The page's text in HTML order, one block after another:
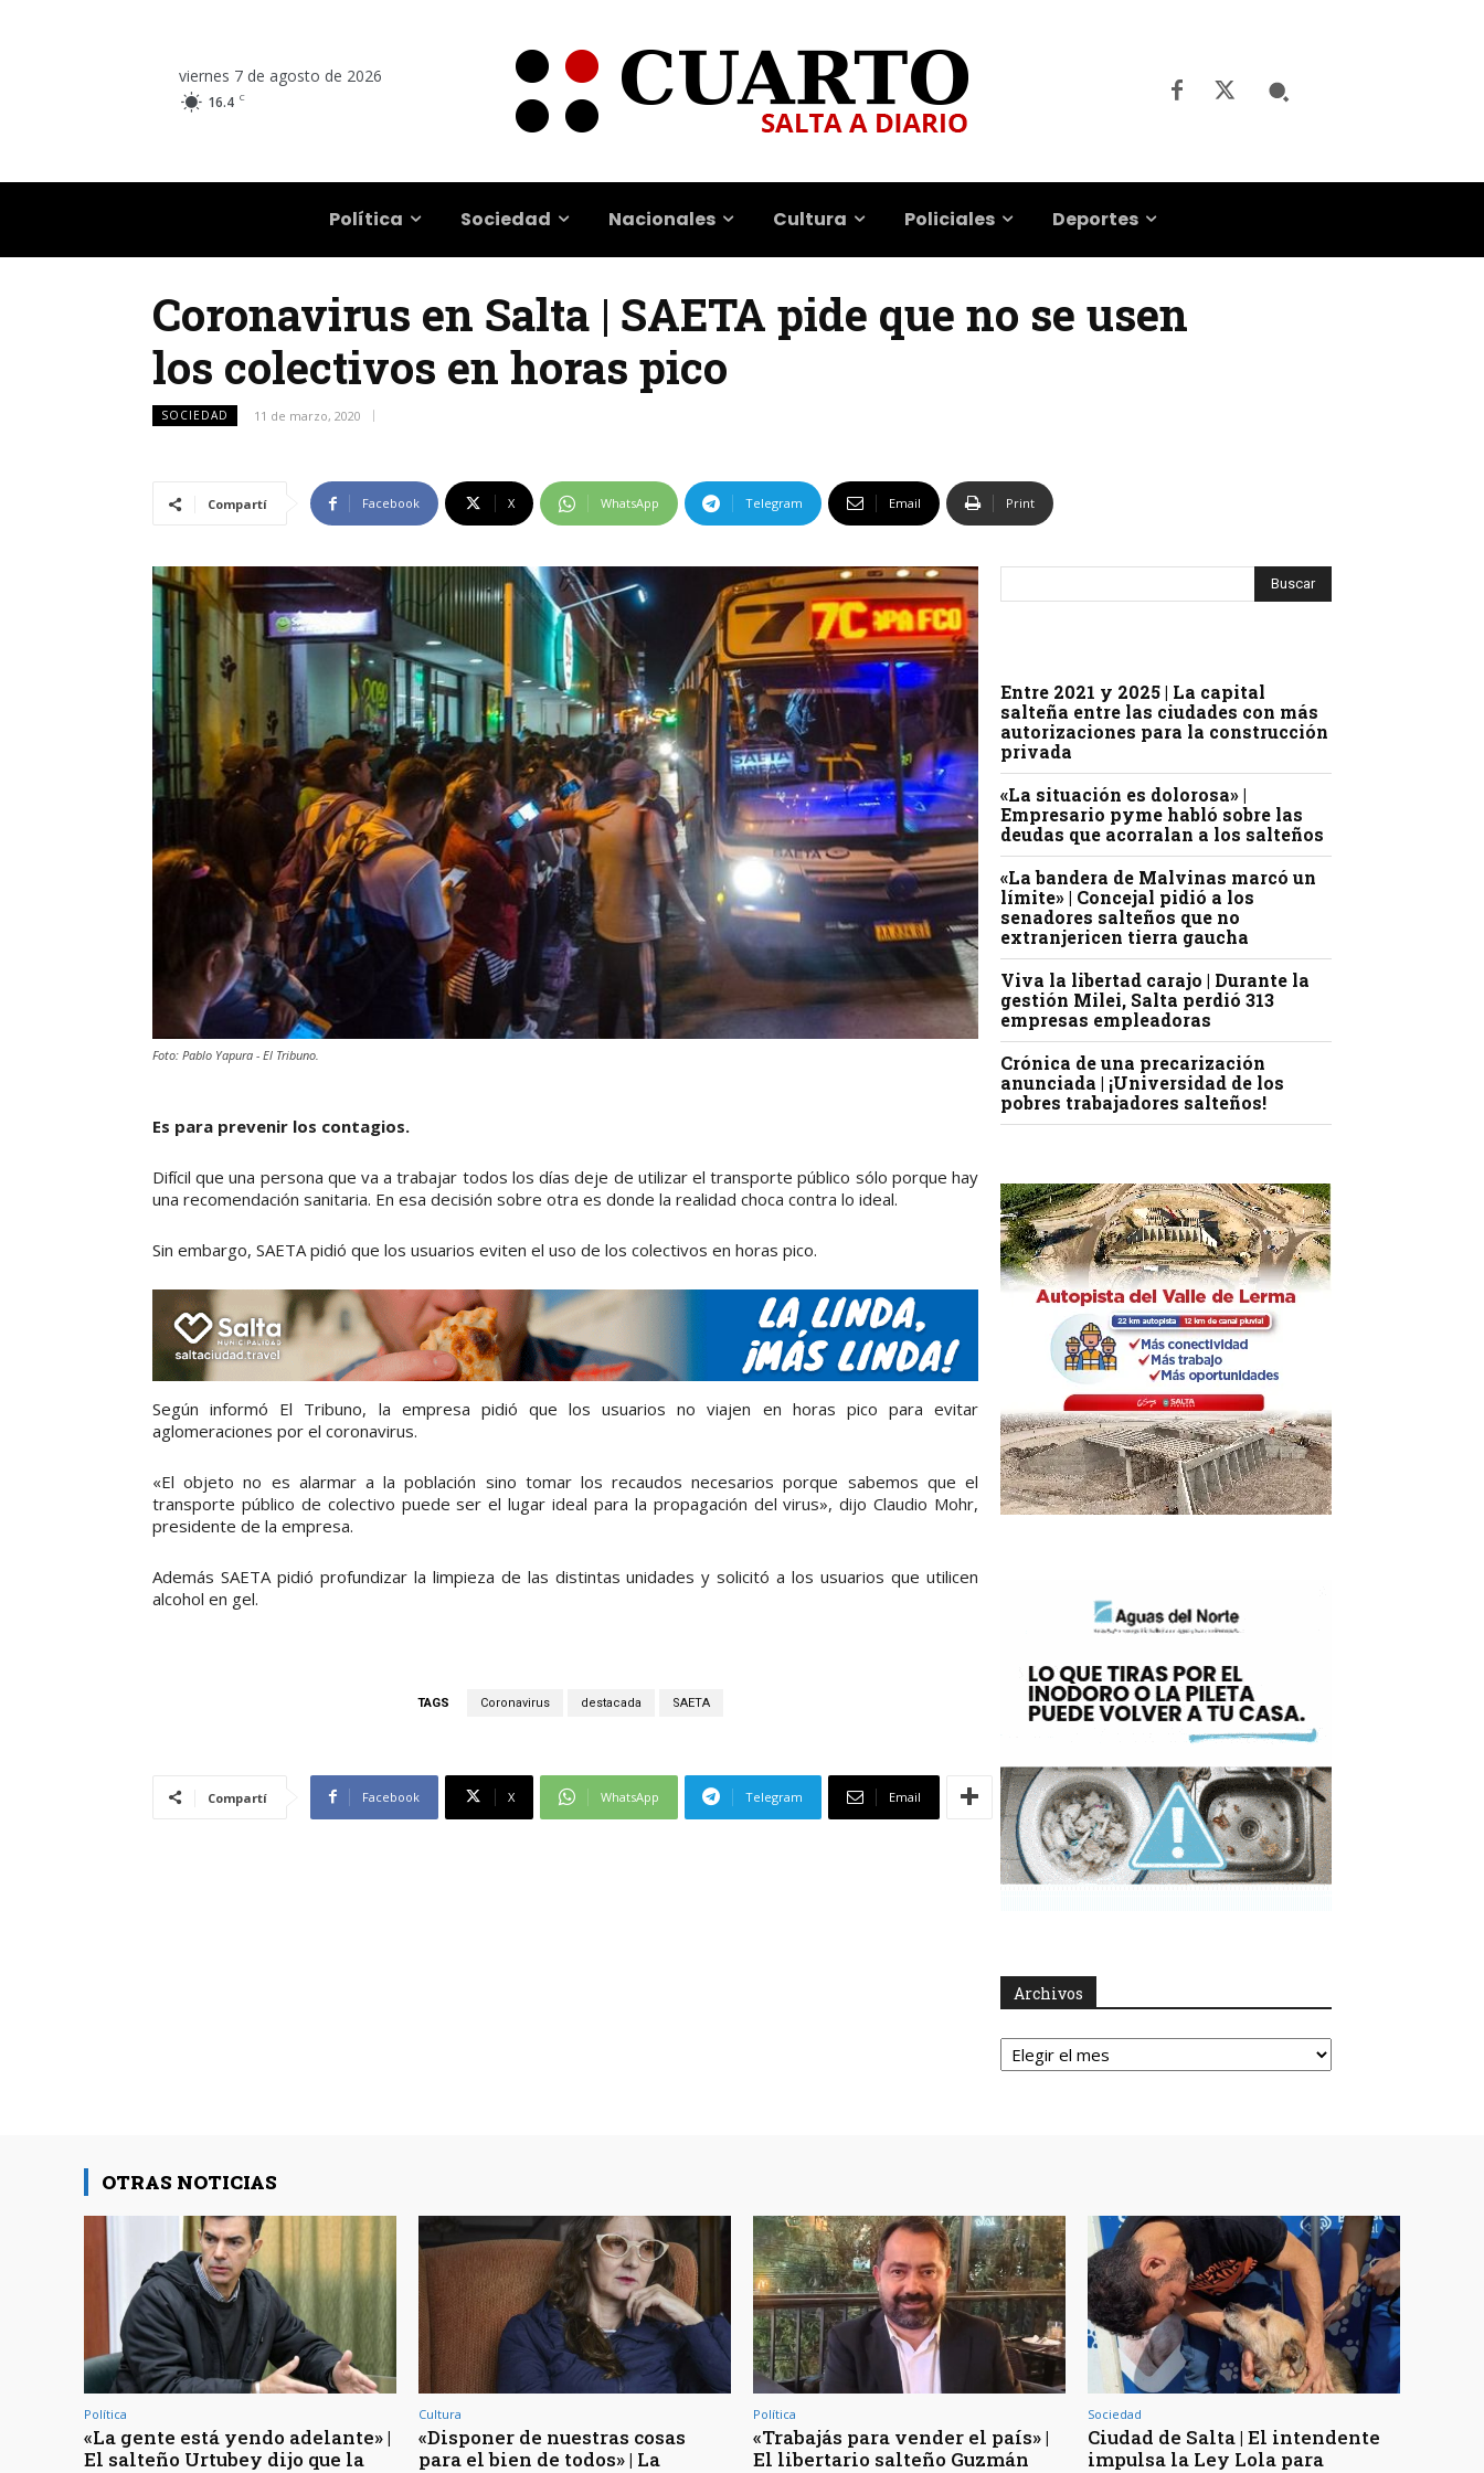
viernes 7 de agosto de 2026
16.4 C
Política Sociedad Nacionales Cultura Policiales Deportes
Coronavirus en Salta | SAETA pide que no se usen
los colectivos en horas pico
SOCIEDAD 11 de marzo, 2020
Compartí Facebook X WhatsApp Telegram Email Print
Foto: Pablo Yapura - El Tribuno.
Es para prevenir los contagios.
Difícil que una persona que va a trabajar todos los días deje de utilizar el transporte público sólo porque hay
una recomendación sanitaria. En esa decisión sobre otra es donde la realidad choca contra lo ideal.
Sin embargo, SAETA pidió que los usuarios eviten el uso de los colectivos en horas pico.
Según informó El Tribuno, la empresa pidió que los usuarios no viajen en horas pico para evitar
aglomeraciones por el coronavirus.
«El objeto no es alarmar a la población sino tomar los recaudos necesarios porque sabemos que el
transporte público de colectivo puede ser el lugar ideal para la propagación del virus», dijo Claudio Mohr,
presidente de la empresa.
Además SAETA pidió profundizar la limpieza de las distintas unidades y solicitó a los usuarios que utilicen
alcohol en gel.
TAGS Coronavirus destacada SAETA
Compartí Facebook X WhatsApp Telegram Email
Entre 2021 y 2025 | La capital
salteña entre las ciudades con más
autorizaciones para la construcción
privada
«La situación es dolorosa» |
Empresario pyme habló sobre las
deudas que acorralan a los salteños
«La bandera de Malvinas marcó un
límite» | Concejal pidió a los
senadores salteños que no
extranjericen tierra gaucha
Viva la libertad carajo | Durante la
gestión Milei, Salta perdió 313
empresas empleadoras
Crónica de una precarización
anunciada | ¡Universidad de los
pobres trabajadores salteños!
Archivos
Archivos
OTRAS NOTICIAS
Política
«La gente está yendo adelante» |
El salteño Urtubey dijo que la
Cultura
«Disponer de nuestras cosas
para el bien de todos» | La
Política
«Trabajás para vender el país» |
El libertario salteño Guzmán
Sociedad
Ciudad de Salta | El intendente
impulsa la Ley Lola para